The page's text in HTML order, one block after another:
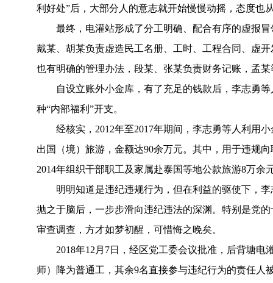
利好处”后，大部分人的意志就开始慢慢动摇，态度也
最终，电灌站形成了分工明确、配合有序的虚报
戴某、胡某负责虚造民工名册、工时、工程合同、虚
也有明确的管理办法，段某、张某负责财务记账，孟
自设立账外小金库，有了充足的钱款后，李志勇
种“内部福利”开支。
经核实，2012年至2017年期间，李志勇等人利用
出国（境）旅游，金额达90余万元。其中，用于违规
2014年组织干部职工及家属赴泰国等地公款旅游8万余
明明知道是违纪违规行为，但在利益的驱使下，
抛之于脑后，一步步滑向违纪违法的深渊。特别是党
审查调查，方才如梦初醒，可惜悔之晚矣。
2018年12月7日，经区党工委会议批准，后背塘
师）降为普通工，其余9名直接参与违纪行为的责任